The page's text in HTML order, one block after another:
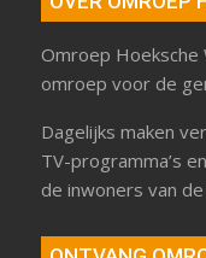
ONTVANG
WAARD
Radio Hoeksche
TV Hoeksche
Status ontvangst